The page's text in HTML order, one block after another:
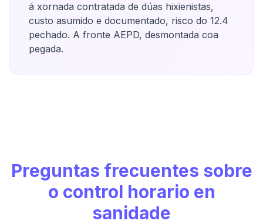
á xornada contratada de dúas hixienistas,
custo asumido e documentado, risco do 12.4
pechado. A fronte AEPD, desmontada coa
pegada.
Preguntas frecuentes sobre
o control horario en
sanidade